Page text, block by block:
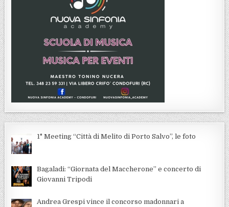
1° Meeting “Città di Melito di Porto Salvo”, le foto
Bagaladi: “Giornata del Maccherone” e concerto di
Giovanni Tripodi
Andrea Grespi vince il concorso madonnari a